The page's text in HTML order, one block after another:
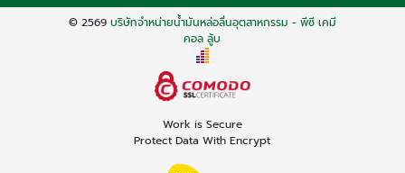
© 2569 บริษัทจำหน่ายน้ำมันหล่อลื่นอุตสาหกรรม - พีซี เคมี
คอล ลู้บ
Work is Secure
Protect Data With Encrypt